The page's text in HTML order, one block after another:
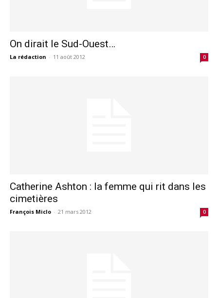
On dirait le Sud-Ouest…
La rédaction - 11 août 2012 0
Catherine Ashton : la femme qui rit dans les
cimetières
François Miclo - 21 mars 2012 0